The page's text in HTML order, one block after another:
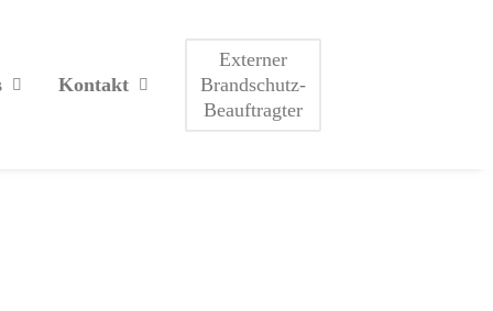
Kontakt
Externer
Brandschutz-
Beauftragter